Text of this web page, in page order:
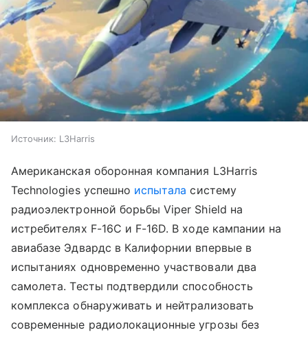
Источник: L3Harris
Американская оборонная компания L3Harris
Technologies успешно испытала систему
радиоэлектронной борьбы Viper Shield на
истребителях F-16C и F-16D. В ходе кампании на
авиабазе Эдвардс в Калифорнии впервые в
испытаниях одновременно участвовали два
самолета. Тесты подтвердили способность
комплекса обнаруживать и нейтрализовать
современные радиолокационные угрозы без